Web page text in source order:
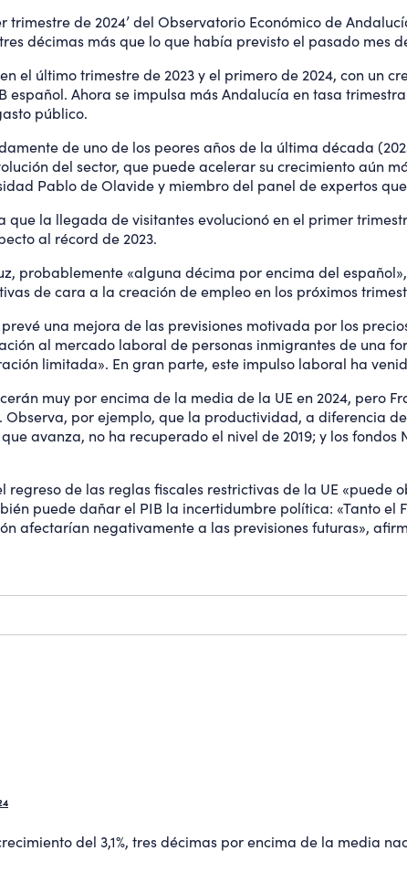
trimestre de 2024’ del Observatorio Económico de
décimas más que lo que había previsto el pasado mes
el último trimestre de 2023 y el primero de 2024, con un
Ahora se impulsa más Andalucía en tasa
público.
de uno de los peores años de la última década
del sector, que puede acelerar su crecimiento aún
Pablo de Olavide y miembro del panel de expertos
la llegada de visitantes evolucionó en el primer
al récord de 2023.
probablemente «alguna décima por encima del
de cara a la creación de empleo en los próximos
una mejora de las previsiones motivada por los
al mercado laboral de personas inmigrantes de una
limitada». En gran parte, este impulso laboral ha
muy por encima de la media de la UE en 2024, pero
por ejemplo, que la productividad, a diferencia
avanza, no ha recuperado el nivel de 2019; y los
regreso de las reglas fiscales restrictivas de la UE
puede dañar el PIB la incertidumbre política: «Tanto
afectarían negativamente a las previsiones futuras»,